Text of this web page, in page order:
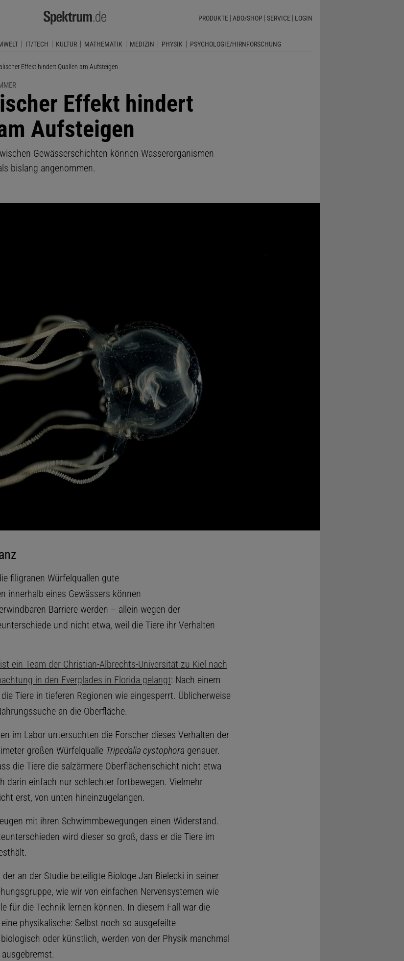
PRODUKTE ABO/SHOP SERVICE LOGIN
IT/TECH KULTUR MATHEMATIK MEDIZIN PHYSIK PSYCHOLOGIE/HIRNFORSCHUNG
Seite: Effekt hindert Quallen am Aufsteigen
Effekt hindert
Aufsteigen
Gewässerschichten können Wasserorganismen
bislang angenommen.
filigranen Würfelquallen gute
innerhalb eines Gewässers können
Barriere werden – allein wegen der
und nicht etwa, weil die Tiere ihr Verhalten
ist ein Team der Christian-Albrechts-Universität zu Kiel nach
in den Everglades in Florida gelangt: Nach einem
Tiere in tieferen Regionen wie eingesperrt. Üblicherweise
an die Oberfläche.
im Labor untersuchten die Forscher dieses Verhalten der
großen Würfelqualle Tripedalia cystophora genauer.
die Tiere die salzärmere Oberflächenschicht nicht etwa
darin einfach nur schlechter fortbewegen. Vielmehr
erst, von unten hineinzugelangen.
mit ihren Schwimmbewegungen einen Widerstand.
wird dieser so groß, dass er die Tiere im
an der Studie beteiligte Biologe Jan Bielecki in seiner
wie wir von einfachen Nervensystemen wie
für die Technik lernen können. In diesem Fall war die
physikalische: Selbst noch so ausgefeilte
oder künstlich, werden von der Physik manchmal